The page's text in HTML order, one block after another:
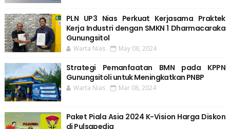
PLN UP3 Nias Perkuat Kerjasama Praktek
Kerja Industri dengan SMKN 1 Dharmacaraka
Gunungsitol
Warta Nias May 08, 2024
Strategi Pemanfaatan BMN pada KPPN
Gunungsitoli untuk Meningkatkan PNBP
Warta Nias Mar 08, 2024
Paket Piala Asia 2024 K-Vision Harga Diskon
di Pulsapedia